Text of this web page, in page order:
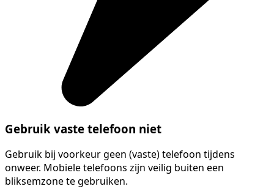
Gebruik vaste telefoon niet
Gebruik bij voorkeur geen (vaste) telefoon tijdens
onweer. Mobiele telefoons zijn veilig buiten een
bliksemzone te gebruiken.